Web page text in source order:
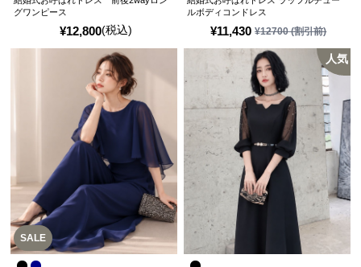
¥12,800(税込)
グワンピース
¥11,430 ¥12700(割引前)
ルボディコンドレス
SALE
人気